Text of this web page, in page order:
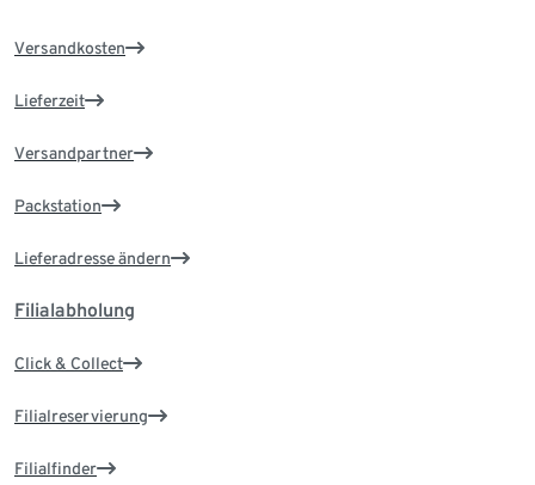
Versandkosten
Lieferzeit
Versandpartner
Packstation
Lieferadresse ändern
Filialabholung
Click & Collect
Filialreservierung
Filialfinder